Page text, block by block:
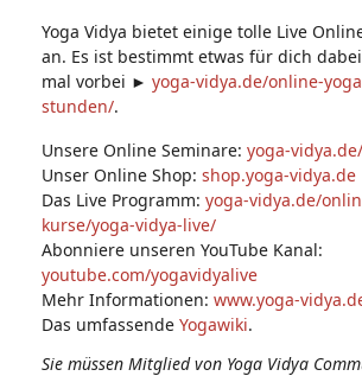
Yoga Vidya bietet einige tolle Live
an. Es ist bestimmt etwas für dich
mal vorbei ► yoga-vidya.de/online-
stunden/.
Unsere Online Seminare: yoga-
Unser Online Shop: shop.yoga-vidya.de
Das Live Programm: yoga-vidya.de/
kurse/yoga-vidya-live/
Abonniere unseren YouTube Kanal:
youtube.com/yogavidyalive
Mehr Informationen: www.yoga-
Das umfassende Yogawiki.
Sie müssen Mitglied von Yoga Vidya